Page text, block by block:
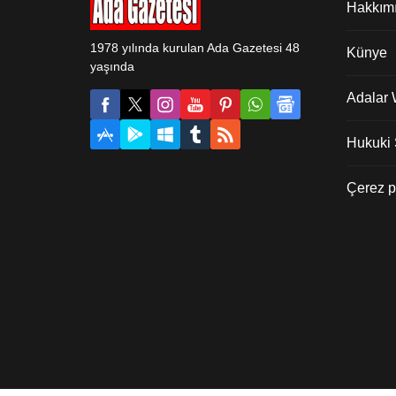
1978 yılında kurulan Ada Gazetesi 48
yaşında
Künye
Adalar
Hukuki
Çerez